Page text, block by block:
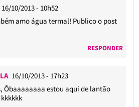
16/10/2013 - 10h52
amo água termal! Publico o post
RESPONDER
16/10/2013 - 17h23
, Ôbaaaaaaaa estou aqui de lantão